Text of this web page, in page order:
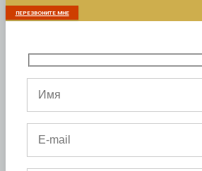
ПЕРЕЗВОНИТЕ МНЕ